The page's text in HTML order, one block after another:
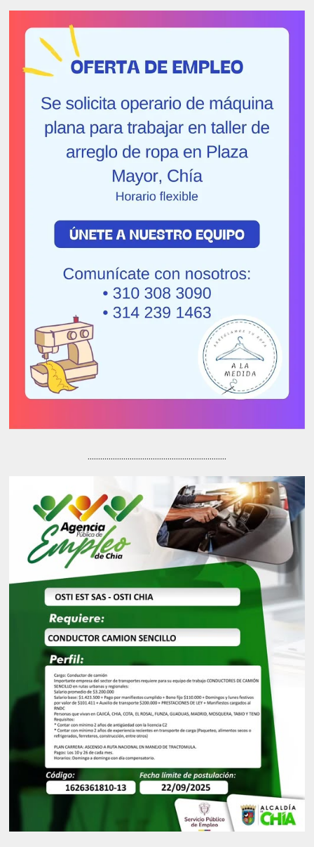
..................................................................